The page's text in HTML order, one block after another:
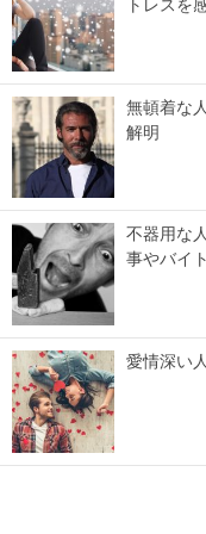
トレスを
無頓着な
解明
不器用な
事やバイ
愛情深い